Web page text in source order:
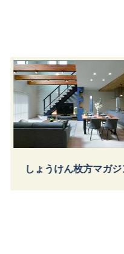
枚方マガジン